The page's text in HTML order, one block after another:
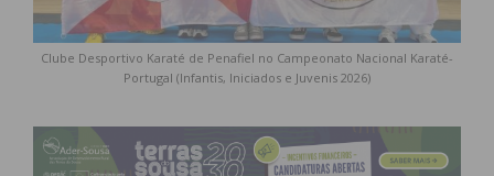
Clube Desportivo Karaté de Penafiel no Campeonato Nacional Karaté-
Portugal (Infantis, Iniciados e Juvenis 2026)